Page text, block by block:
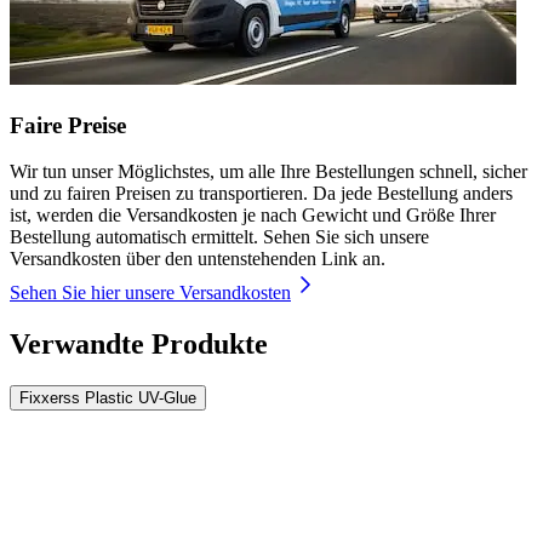
Faire Preise
Wir tun unser Möglichstes, um alle Ihre Bestellungen schnell, sicher
und zu fairen Preisen zu transportieren. Da jede Bestellung anders
ist, werden die Versandkosten je nach Gewicht und Größe Ihrer
Bestellung automatisch ermittelt. Sehen Sie sich unsere
Versandkosten über den untenstehenden Link an.
Sehen Sie hier unsere Versandkosten
Verwandte Produkte
Fixxerss Plastic UV-Glue